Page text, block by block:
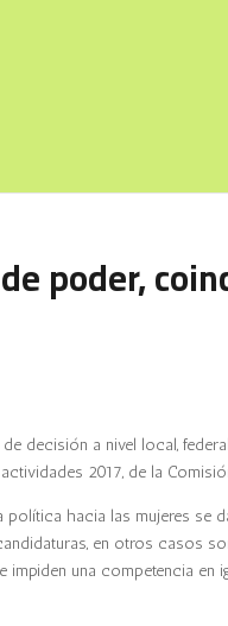
poder,
decisión a nivel local,
2017, de la
hacia las mujeres se
en otros casos
impiden una competencia